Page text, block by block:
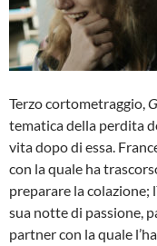
Terzo cortometraggio,
tematica della perdita
vita dopo di essa.
con la quale ha
preparare la colazione;
sua notte di passione,
partner con la quale